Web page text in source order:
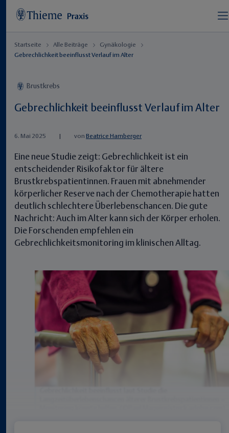
Startseite Alle Beiträge
Gynäkologie
Gebrechlichkeit beeinflusst Verlauf im Alter
Brustkrebs
Gebrechlichkeit beeinflusst Verlauf im Alter
6. Mai 2025 von Beatrice Hamberger
Eine neue Studie zeigt: Gebrechlichkeit ist ein
entscheidender Risikofaktor für ältere
Brustkrebspatientinnen. Frauen mit abnehmender
körperlicher Reserve nach der Chemotherapie hatten
deutlich schlechtere Überlebenschancen. Die gute
Nachricht: Auch im Alter kann sich der Körper erholen.
Die Forschenden empfehlen ein
Gebrechlichkeitsmonitoring im klinischen Alltag.